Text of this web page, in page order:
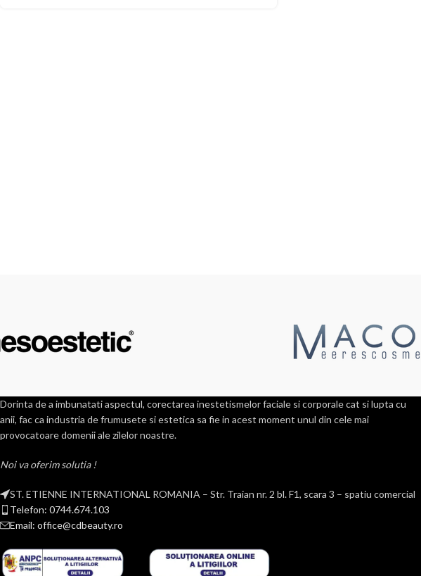
Dorinta de a imbunatati aspectul, corectarea inestetismelor faciale si corporale cat si lupta cu
anii, fac ca industria de frumusete si estetica sa fie in acest moment unul din cele mai
provocatoare domenii ale zilelor noastre.
Noi va oferim solutia !
ST. ETIENNE INTERNATIONAL ROMANIA – Str. Traian nr. 2 bl. F1, scara 3 – spatiu comercial
Telefon: 0744.674.103
Email: office@cdbeauty.ro